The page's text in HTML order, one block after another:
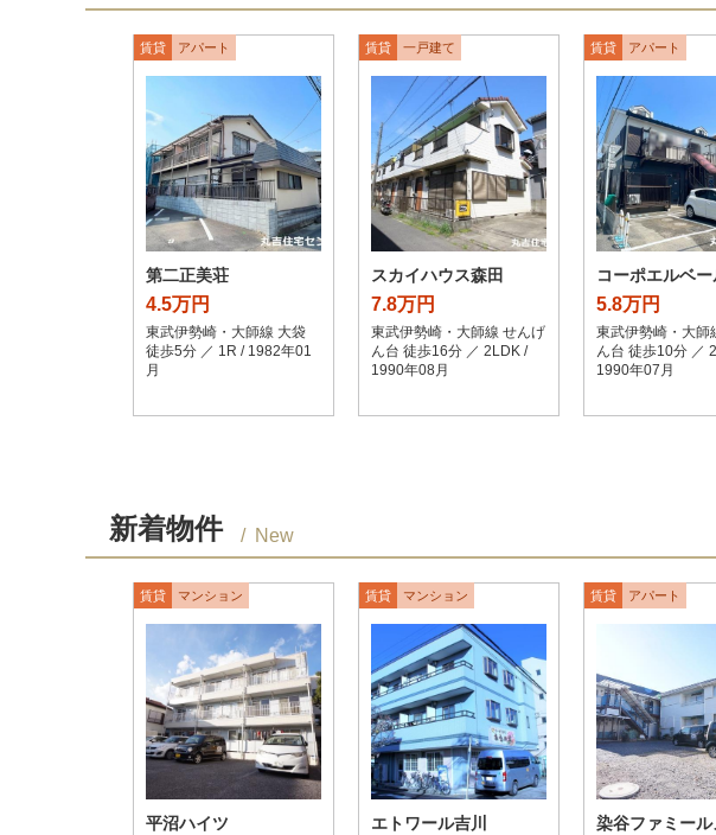
賃貸 アパート
第二正美荘
4.5万円
東武伊勢崎・大師線 大袋
徒歩5分 ／ 1R / 1982年01
月
賃貸 一戸建て
スカイハウス森田
7.8万円
東武伊勢崎・大師線 せんげ
ん台 徒歩16分 ／ 2LDK /
1990年08月
賃貸 アパート
コーポエルベー
5.8万円
東武伊勢崎・大師
ん台 徒歩10分 ／
1990年07月
新着物件 New
賃貸 マンション
平沼ハイツ
賃貸 マンション
エトワール吉川
賃貸 アパート
染谷ファミー